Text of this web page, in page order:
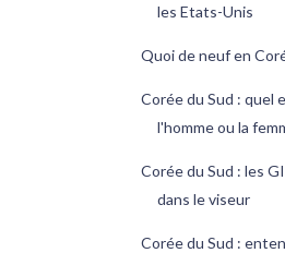
les Etats-Unis
Quoi de neuf en
Corée du Sud : quel
l'homme ou la
Corée du Sud : les
dans le viseur
Corée du Sud :